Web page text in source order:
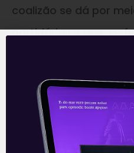
coalizão se dá por
partidárias e que, se
Otimismo
A outra preocupação
desidratação do